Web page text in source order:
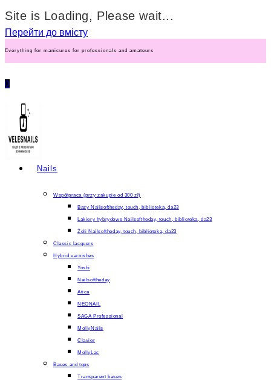
Site is Loading, Please wait...
Перейти до вмісту
Everything for manicures for professionals and amateurs
0
Nails
Współpraca (przy zakupie od 300 zł)
Bazy Nailsoftheday, touch, biblioteka, da23
Lakiery hybrydowe Nailsoftheday, touch, biblioteka, da23
Żeli Nailsoftheday, touch, biblioteka, da23
Classic lacquers
Hybrid varnishes
Yoshi
Nailsoftheday
Atica
NEONAIL
SAGA Professional
MollyNails
Clavier
MollyLac
Bases and tops
Transparent bases